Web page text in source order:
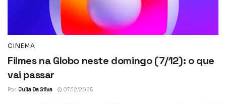
CINEMA
Filmes na Globo neste domingo (7/12): o que
vai passar
Por Julia Da Silva 07/12/2025